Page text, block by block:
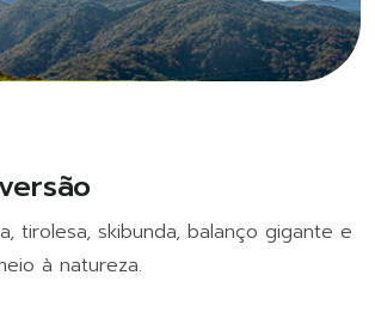
tirolesa, skibunda, balanço gigante e
à natureza.